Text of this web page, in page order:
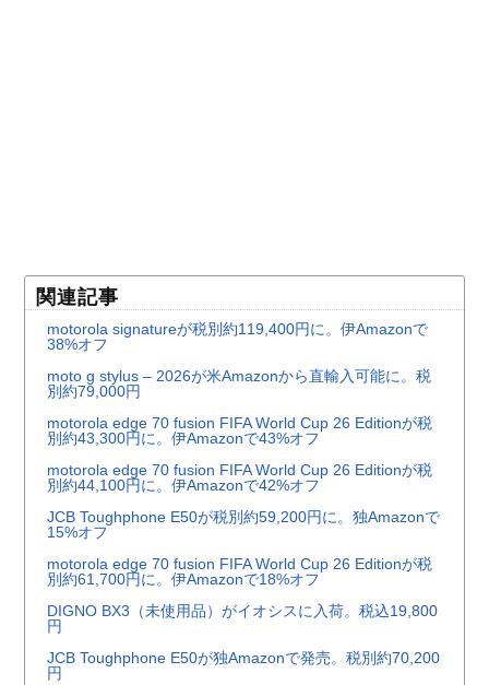
関連記事
motorola signatureが税別約119,400円に。伊Amazonで
38%オフ
moto g stylus – 2026が米Amazonから直輸入可能に。税
別約79,000円
motorola edge 70 fusion FIFA World Cup 26 Editionが税
別約43,300円に。伊Amazonで43%オフ
motorola edge 70 fusion FIFA World Cup 26 Editionが税
別約44,100円に。伊Amazonで42%オフ
JCB Toughphone E50が税別約59,200円に。独Amazonで
15%オフ
motorola edge 70 fusion FIFA World Cup 26 Editionが税
別約61,700円に。伊Amazonで18%オフ
DIGNO BX3（未使用品）がイオシスに入荷。税込19,800
円
JCB Toughphone E50が独Amazonで発売。税別約70,200
円